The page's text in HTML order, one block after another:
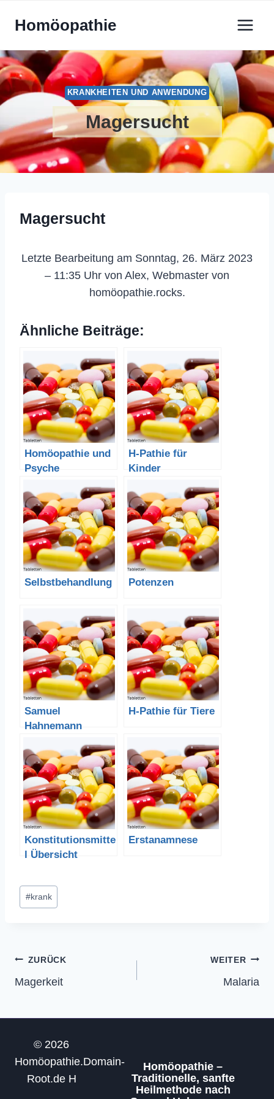
InhaltHomöopathie
KRANKHEITEN UND ANWENDUNG
Magersucht
Magersucht
Letzte Bearbeitung am Sonntag, 26. März 2023
– 11:35 Uhr von Alex, Webmaster von
homöopathie.rocks.
Ähnliche Beiträge:
Homöopathie und
Psyche
H-Pathie für
Kinder
Selbstbehandlung Potenzen
Samuel
Hahnemann
H-Pathie für Tiere
Konstitutionsmitte
l Übersicht
Erstanamnese
Schlagworte:
#krank
Beitragsnavigation
ZURÜCK
Magerkeit
WEITER
Malaria
© 2026
Homöopathie.Domain-
Root.de H
Homöopathie –
Traditionelle, sanfte
Heilmethode nach